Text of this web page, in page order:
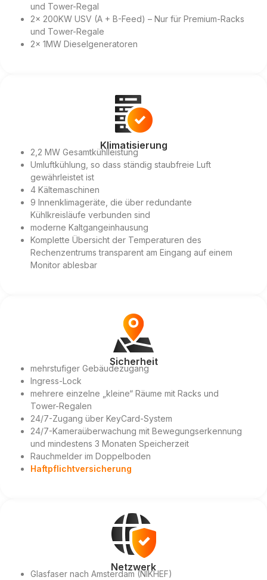
und Tower-Regal
2x 200KW USV (A + B-Feed) – Nur für Premium-Racks
und Tower-Regale
2x 1MW Dieselgeneratoren
Klimatisierung
2,2 MW Gesamtkühlleistung
Umluftkühlung, so dass ständig staubfreie Luft
gewährleistet ist
4 Kältemaschinen
9 Innenklimageräte, die über redundante
Kühlkreisläufe verbunden sind
moderne Kaltgangeinhausung
Komplette Übersicht der Temperaturen des
Rechenzentrums transparent am Eingang auf einem
Monitor ablesbar
Sicherheit
mehrstufiger Gebäudezugang
Ingress-Lock
mehrere einzelne „kleine“ Räume mit Racks und
Tower-Regalen
24/7-Zugang über KeyCard-System
24/7-Kameraüberwachung mit Bewegungserkennung
und mindestens 3 Monaten Speicherzeit
Rauchmelder im Doppelboden
Haftpflichtversicherung
Netzwerk
Glasfaser nach Amsterdam (NIKHEF)